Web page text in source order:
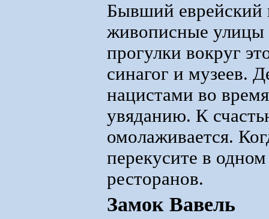
Бывший еврейский
живописные улицы
прогулки вокруг
синагог и музеев.
нацистами во
увяданию. К
омолаживается.
перекусите в
ресторанов.
Замок Вавель